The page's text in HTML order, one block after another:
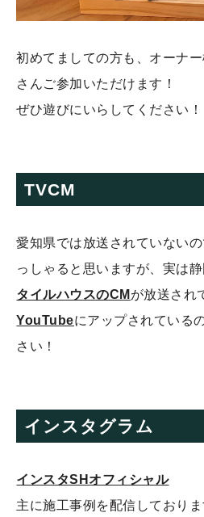
初めてましての方も、オーナ
さんご参加いただけます！
ぜひ遊びにいらしてください！
TVCM
愛知県では放送されていない
っしゃると思いますが、実は
タイルハウスのCM が放送され
YouTubeにアップされている
さい！
インスタグラム
インスタSHオフィシャル
主に施工事例を配信しておりま